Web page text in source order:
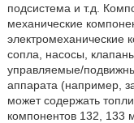
подсистема и т.д.
механические
электромеханические
сопла, насосы,
управляемые/
аппарата (например,
может содержать
компонентов 132, 133